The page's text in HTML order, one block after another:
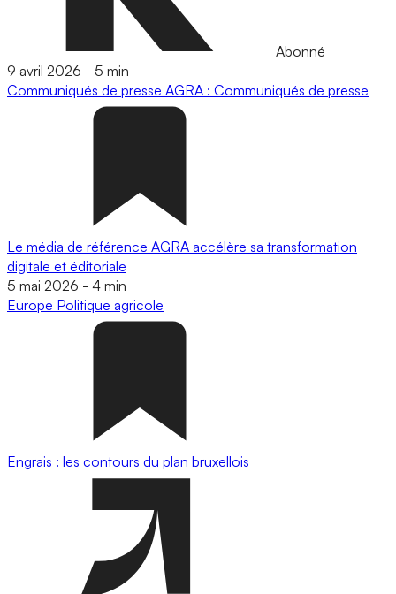
Abonné
9 avril 2026 - 5 min
Communiqués de presse AGRA : Communiqués de presse
Le média de référence AGRA accélère sa transformation
digitale et éditoriale
5 mai 2026 - 4 min
Europe Politique agricole
Engrais : les contours du plan bruxellois